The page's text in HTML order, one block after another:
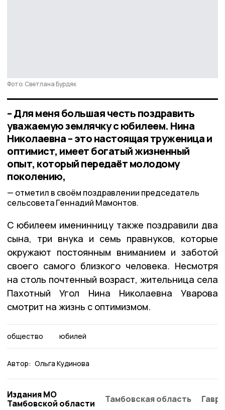
Фото: Светлана Бурдяк
– Для меня большая честь поздравить
уважаемую землячку с юбилеем. Нина
Николаевна – это настоящая труженица и
оптимист, имеет богатый жизненный
опыт, который передаёт молодому
поколению,
отметил в своём поздравлении председатель
сельсовета Геннадий Мамонтов.
С юбилеем именинницу также поздравили два
сына, три внука и семь правнуков, которые
окружают постоянным вниманием и заботой
своего самого близкого человека. Несмотря
на столь почтенный возраст, жительница села
Пахотный Угол Нина Николаевна Уварова
смотрит на жизнь с оптимизмом.
общество юбилей
Автор: Ольга Кудинова
Издания МО
Тамбовской области
Тамбовская область